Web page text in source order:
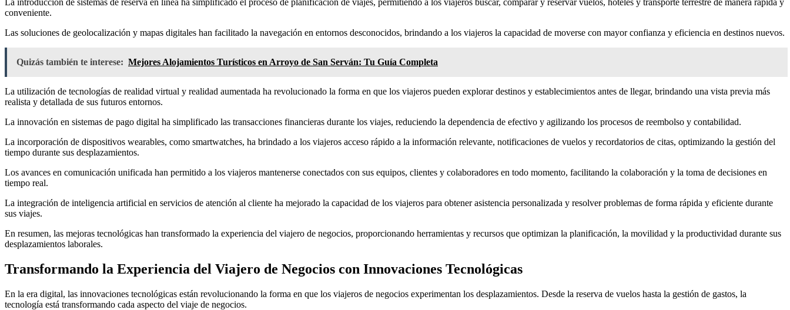
conveniente.
Las soluciones de geolocalización y mapas digitales han facilitado la navegación en entornos desconocidos, brindando a los viajeros la capacidad de moverse con mayor confianza y eficiencia en destinos nuevos.
Quizás también te interese: Mejores Alojamientos Turísticos en Arroyo de San Serván: Tu Guía Completa
La utilización de tecnologías de realidad virtual y realidad aumentada ha revolucionado la forma en que los viajeros pueden explorar destinos y establecimientos antes de llegar, brindando una vista previa más
realista y detallada de sus futuros entornos.
La innovación en sistemas de pago digital ha simplificado las transacciones financieras durante los viajes, reduciendo la dependencia de efectivo y agilizando los procesos de reembolso y contabilidad.
La incorporación de dispositivos wearables, como smartwatches, ha brindado a los viajeros acceso rápido a la información relevante, notificaciones de vuelos y recordatorios de citas, optimizando la gestión del
tiempo durante sus desplazamientos.
Los avances en comunicación unificada han permitido a los viajeros mantenerse conectados con sus equipos, clientes y colaboradores en todo momento, facilitando la colaboración y la toma de decisiones en
tiempo real.
La integración de inteligencia artificial en servicios de atención al cliente ha mejorado la capacidad de los viajeros para obtener asistencia personalizada y resolver problemas de forma rápida y eficiente durante
sus viajes.
En resumen, las mejoras tecnológicas han transformado la experiencia del viajero de negocios, proporcionando herramientas y recursos que optimizan la planificación, la movilidad y la productividad durante sus
desplazamientos laborales.
Transformando la Experiencia del Viajero de Negocios con Innovaciones Tecnológicas
En la era digital, las innovaciones tecnológicas están revolucionando la forma en que los viajeros de negocios experimentan los desplazamientos. Desde la reserva de vuelos hasta la gestión de gastos, la
tecnología está transformando cada aspecto del viaje de negocios.